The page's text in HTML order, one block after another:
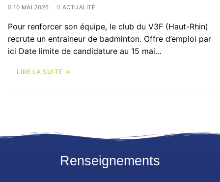
10 MAI 2026 ACTUALITÉ
Pour renforcer son équipe, le club du V3F (Haut-Rhin)
recrute un entraineur de badminton. Offre d’emploi par
ici Date limite de candidature au 15 mai…
LIRE LA SUITE →
Renseignements